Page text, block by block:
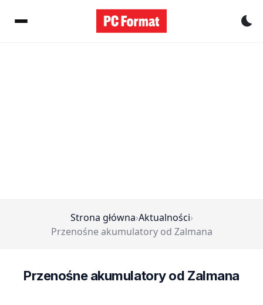
Strona główna›Aktualności›
Przenośne akumulatory od Zalmana
Przenośne akumulatory od Zalmana